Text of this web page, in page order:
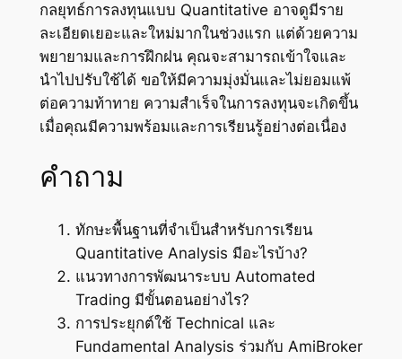
กลยุทธ์การลงทุนแบบ Quantitative อาจดูมีราย
ละเอียดเยอะและใหม่มากในช่วงแรก แต่ด้วยความ
พยายามและการฝึกฝน คุณจะสามารถเข้าใจและ
นำไปปรับใช้ได้ ขอให้มีความมุ่งมั่นและไม่ยอมแพ้
ต่อความท้าทาย ความสำเร็จในการลงทุนจะเกิดขึ้น
เมื่อคุณมีความพร้อมและการเรียนรู้อย่างต่อเนื่อง
คำถาม
ทักษะพื้นฐานที่จำเป็นสำหรับการเรียน
Quantitative Analysis มีอะไรบ้าง?
แนวทางการพัฒนาระบบ Automated
Trading มีขั้นตอนอย่างไร?
การประยุกต์ใช้ Technical และ
Fundamental Analysis ร่วมกับ AmiBroker